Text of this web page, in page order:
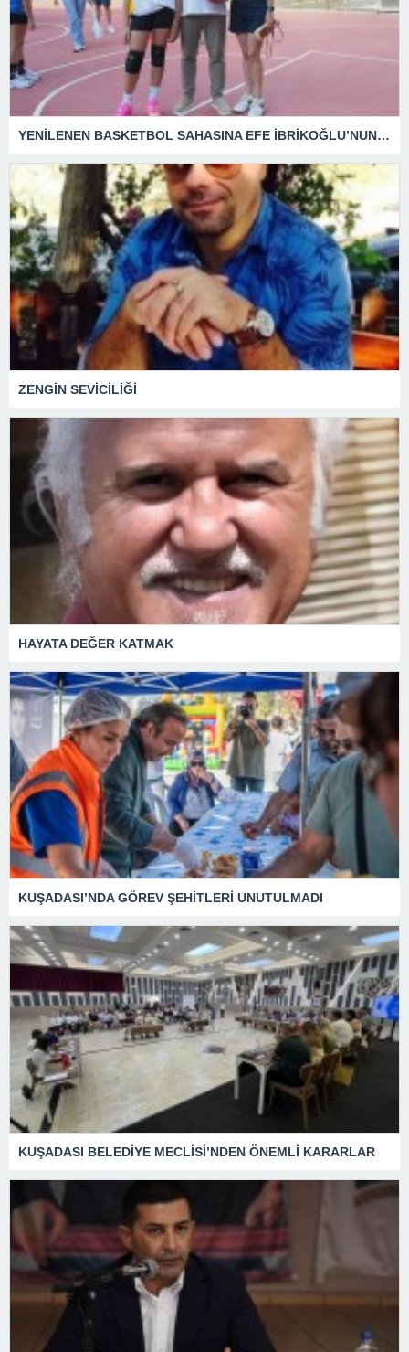
YENİLENEN BASKETBOL SAHASINA EFE İBRİKOĞLU’NUN ADI VERİLDİ
ZENGİN SEVİCİLİĞİ
HAYATA DEĞER KATMAK
KUŞADASI’NDA GÖREV ŞEHİTLERİ UNUTULMADI
KUŞADASI BELEDİYE MECLİSİ’NDEN ÖNEMLİ KARARLAR